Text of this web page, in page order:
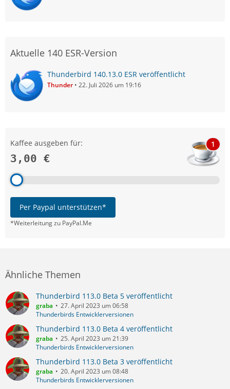
Aktuelle 140 ESR-Version
Thunderbird 140.13.0 ESR veröffentlicht
Thunder 22. Juli 2026 um 19:16
Kaffee ausgeben für:
3,00 €
1
Per Paypal unterstützen*
*Weiterleitung zu PayPal.Me
Ähnliche Themen
Thunderbird 113.0 Beta 5 veröffentlicht
graba
27. April 2023 um 06:58
Thunderbirds Entwicklerversionen
Thunderbird 113.0 Beta 4 veröffentlicht
graba
25. April 2023 um 21:39
Thunderbirds Entwicklerversionen
Thunderbird 113.0 Beta 3 veröffentlicht
graba
20. April 2023 um 08:48
Thunderbirds Entwicklerversionen